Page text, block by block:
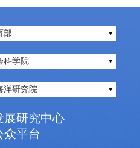
部
科学院
洋研究院
展研究中心
众平台